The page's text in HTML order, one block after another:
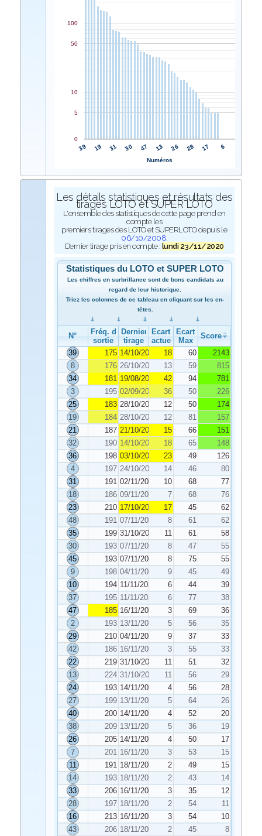
39 19 31 30 47 13 26 28 17 6
0
5
10
50
100
Numéros
Les détails statistiques et résultats des
tirages LOTO et SUPER LOTO
L'ensemble des statistiques de cette page prend en
compte les
premiers tirages des LOTO et SUPERLOTO depuis le
06/10/2008.
Dernier tirage pris en compte : lundi 23/11/2020
Statistiques du LOTO et SUPER LOTO
Les chiffres en surbrillance sont de bons candidats au
regard de leur historique.
Triez les colonnes de ce tableau en cliquant sur les en-
têtes.
N°
Fréq. de
sortie
Dernier
tirage
Ecart
actuel
Ecart
Max
Score
39
175 14/10/2020 18 60
2143
8
176 26/10/2020 13 59
815
34
181 19/08/2020 42 94
781
3
195 02/09/2020 36 50
226
25
183 28/10/2020 12 50
174
19
184 28/10/2020 12 81
157
21
187 21/10/2020 15 66
151
32
190 14/10/2020 18 65
148
36
198 03/10/2020 23 49
126
4
197 24/10/2020 14 46
80
31
191 02/11/2020 10 68
77
18
186 09/11/2020 7 68
76
23
210 17/10/2020 17 45
62
48
191 07/11/2020 8 61
62
35
199 31/10/2020 11 61
58
30
193 07/11/2020 8 47
55
45
193 07/11/2020 8 75
55
9
198 04/11/2020 9 45
49
10
194 11/11/2020 6 44
39
37
195 11/11/2020 6 77
38
47
185 16/11/2020 3 69
36
2
193 13/11/2020 5 56
35
29
210 04/11/2020 9 37
33
42
186 16/11/2020 3 55
33
22
219 31/10/2020 11 51
32
13
224 31/10/2020 11 56
29
24
193 14/11/2020 4 56
28
27
199 13/11/2020 5 64
26
40
200 14/11/2020 4 52
20
38
209 13/11/2020 5 36
19
26
205 14/11/2020 4 50
17
7
201 16/11/2020 3 53
15
11
191 18/11/2020 2 49
15
14
193 18/11/2020 2 43
14
33
206 16/11/2020 3 35
12
28
197 18/11/2020 2 54
11
16
213 16/11/2020 3 54
10
43
206 18/11/2020 2 45
8